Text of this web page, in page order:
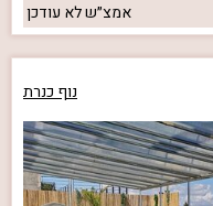
אמצ״שלא עודכן
נוף כנרת